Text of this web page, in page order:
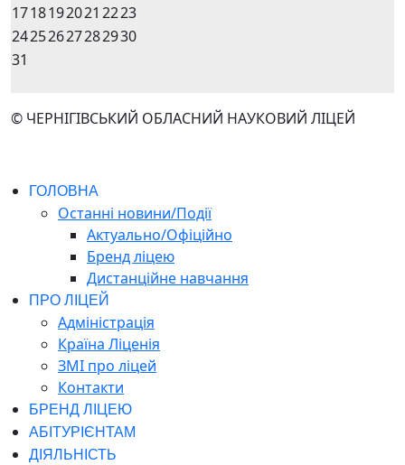
1718192021 2223
24252627282930
31
© ЧЕРНІГІВСЬКИЙ ОБЛАСНИЙ НАУКОВИЙ ЛІЦЕЙ
ГОЛОВНА
Останні новини/Події
Актуально/Офіційно
Бренд ліцею
Дистанційне навчання
ПРО ЛІЦЕЙ
Адміністрація
Країна Ліценія
ЗМІ про ліцей
Контакти
БРЕНД ЛІЦЕЮ
АБІТУРІЄНТАМ
ДІЯЛЬНІСТЬ